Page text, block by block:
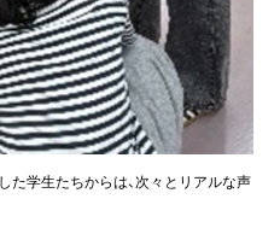
学生たちからは、次々とリアルな声